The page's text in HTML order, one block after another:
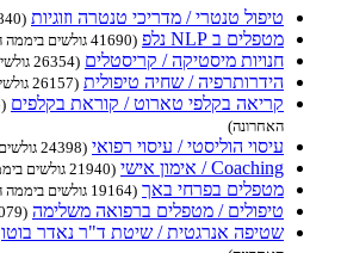
טיפול טנטרי / מדריכי טנטרה וזוגיות (47840 גולשים ביממה האחרונה)
מטפלים ב NLP נלפ (41690 גולשים ביממה האחרונה)
חנויות מיסטיקה / קריסטלים (26354 גולשים ביממה האחרונה)
הידרותרפיה / שחיה טיפולית (26157 גולשים ביממה האחרונה)
קריאה בקלפי טארוט / קוראת בקלפים
האחרונה)
עיסוי הוליסטי / עיסוי רפואי (24398 גולשים ביממה האחרונה)
Coaching / אימון אישי (21940 גולשים ביממה האחרונה)
מטפלים בפרחי באך (19164 גולשים ביממה האחרונה)
טיפולים / מטפלים ברפואה משלימה (19079 גולשים ביממה האחרונה)
שטיפה אנרגטית / שיטת ד"ר נאדר בוטו